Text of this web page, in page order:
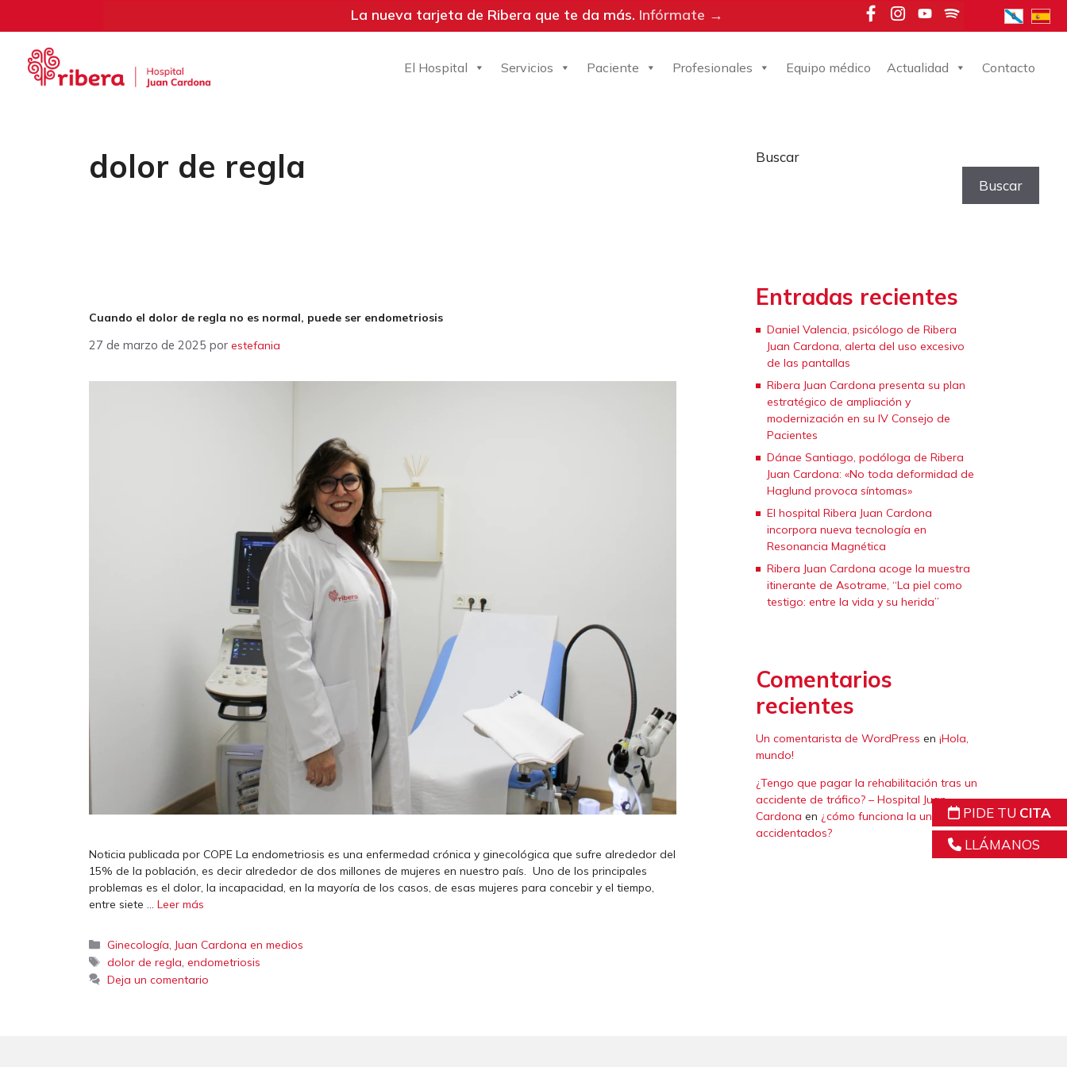
PIDE TU CITA
LLÁMANOS
La nueva tarjeta de Ribera que te da más. Infórmate →
El Hospital Servicios Paciente Profesionales Equipo médico Actualidad Contacto
dolor de regla
Cuando el dolor de regla no es normal, puede ser endometriosis
27 de marzo de 2025 por estefania
Noticia publicada por COPE La endometriosis es una enfermedad crónica y ginecológica que sufre alrededor del
15% de la población, es decir alrededor de dos millones de mujeres en nuestro país. Uno de los principales
problemas es el dolor, la incapacidad, en la mayoría de los casos, de esas mujeres para concebir y el tiempo,
entre siete … Leer más
Categorías
Ginecología, Juan Cardona en medios
Etiquetas
dolor de regla,endometriosis
Deja un comentario
Buscar
Buscar
Entradas recientes
Daniel Valencia, psicólogo de Ribera
Juan Cardona, alerta del uso excesivo
de las pantallas
Ribera Juan Cardona presenta su plan
estratégico de ampliación y
modernización en su IV Consejo de
Pacientes
Dánae Santiago, podóloga de Ribera
Juan Cardona: «No toda deformidad de
Haglund provoca síntomas»
El hospital Ribera Juan Cardona
incorpora nueva tecnología en
Resonancia Magnética
Ribera Juan Cardona acoge la muestra
itinerante de Asotrame, “La piel como
testigo: entre la vida y su herida”
Comentarios
recientes
Un comentarista de WordPress en ¡Hola,
mundo!
¿Tengo que pagar la rehabilitación tras un
accidente de tráfico? – Hospital Juan
Cardona en ¿cómo funciona la unidad de
accidentados?